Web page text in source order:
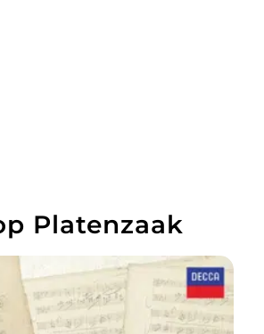
Platenzaak